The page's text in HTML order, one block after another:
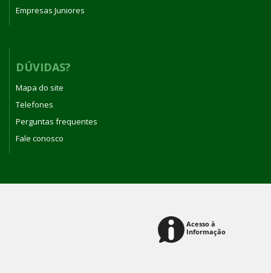
Empresas Juniores
DÚVIDAS?
Mapa do site
Telefones
Perguntas frequentes
Fale conosco